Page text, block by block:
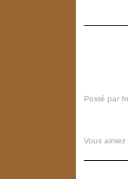
Posté par
Vous aimez